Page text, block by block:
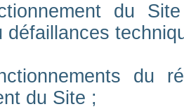
du
défaillances
du
du Site ;